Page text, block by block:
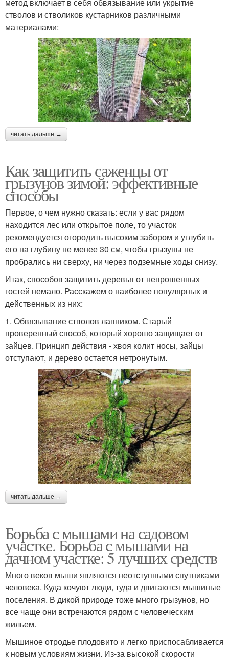
стволов и стволиков кустарников различными
материалами:
читать дальше →
Как защитить саженцы от
грызунов зимой: эффективные
способы
Первое, о чем нужно сказать: если у вас рядом
находится лес или открытое поле, то участок
рекомендуется огородить высоким забором и углубить
его на глубину не менее 30 см, чтобы грызуны не
пробрались ни сверху, ни через подземные ходы снизу.
Итак, способов защитить деревья от непрошенных
гостей немало. Расскажем о наиболее популярных и
действенных из них:
1. Обвязывание стволов лапником. Старый
проверенный способ, который хорошо защищает от
зайцев. Принцип действия - хвоя колит носы, зайцы
отступают, и дерево остается нетронутым.
читать дальше →
Борьба с мышами на садовом
участке. Борьба с мышами на
дачном участке: 5 лучших средств
Много веков мыши являются неотступными спутниками
человека. Куда кочуют люди, туда и двигаются мышиные
поселения. В дикой природе тоже много грызунов, но
все чаще они встречаются рядом с человеческим
жильем.
Мышиное отродье плодовито и легко приспосабливается
к новым условиям жизни. Из-за высокой скорости